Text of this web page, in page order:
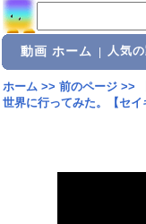
動画 ホーム 人気
ホーム>> 前のページ>>
世界に行ってみた。【セイ